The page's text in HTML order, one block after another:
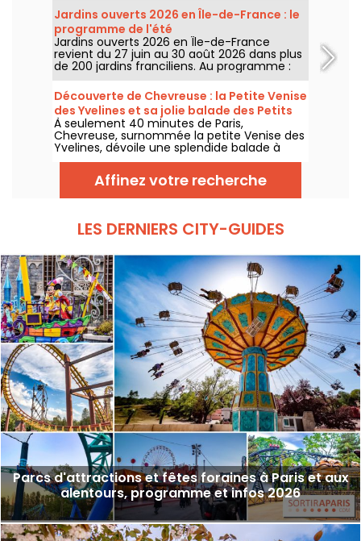
Jardins ouverts 2026 en Île-de-France : le
programme de l'été
Jardins ouverts 2026 en Île-de-France
revient du 27 juin au 30 août 2026 dans plus
de 200 jardins franciliens. Au programme :
concerts, spectacles, visites, ateliers et
installations artistiques.
Découverte de Chevreuse : la Petite Venise
des Yvelines et sa jolie balade des Petits
Ponts
À seulement 40 minutes de Paris,
Chevreuse, surnommée la petite Venise des
Yvelines, dévoile une splendide balade à
travers ses petits ponts. Ce véritable écrin
de verdure, accessible en RER, nous dévpoile
une escapade au charme insoupçonné. On
vous embarque pour une aventure nature
Affinez votre recherche
LES DERNIERS CITY-GUIDES
Parcs d'attractions et fêtes foraines à Paris et aux
alentours, programme et infos 2026